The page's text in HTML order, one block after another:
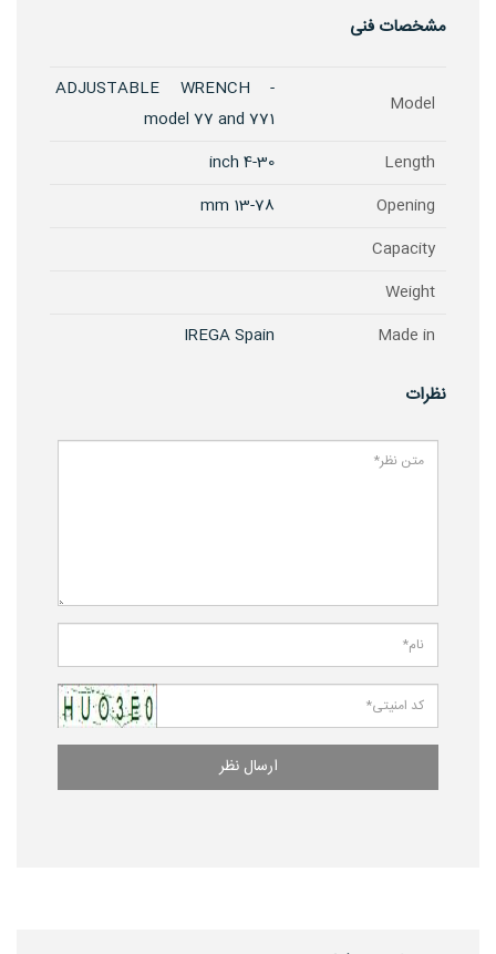
مشخصات فنی
Model
ADJUSTABLE WRENCH -
model 77 and 771
Length
4-30 inch
Opening
13-78 mm
Capacity
Weight
Made in
IREGA Spain
نظرات
ارسال نظر